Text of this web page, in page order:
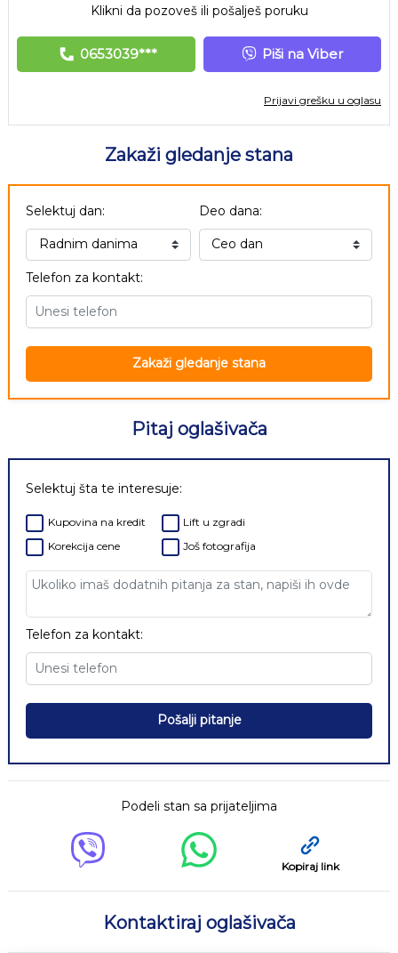
Klikni da pozoveš ili pošalješ poruku
0653039*** Piši na Viber
Prijavi grešku u oglasu
Zakaži gledanje stana
Selektuj dan: Deo dana:
Telefon za kontakt:
Zakaži gledanje stana
Pitaj oglašivača
Selektuj šta te interesuje:
Kupovina na kredit
Korekcija cene
Lift u zgradi
Još fotografija
Telefon za kontakt:
Pošalji pitanje
Podeli stan sa prijateljima
Kopiraj link
Kontaktiraj oglašivača